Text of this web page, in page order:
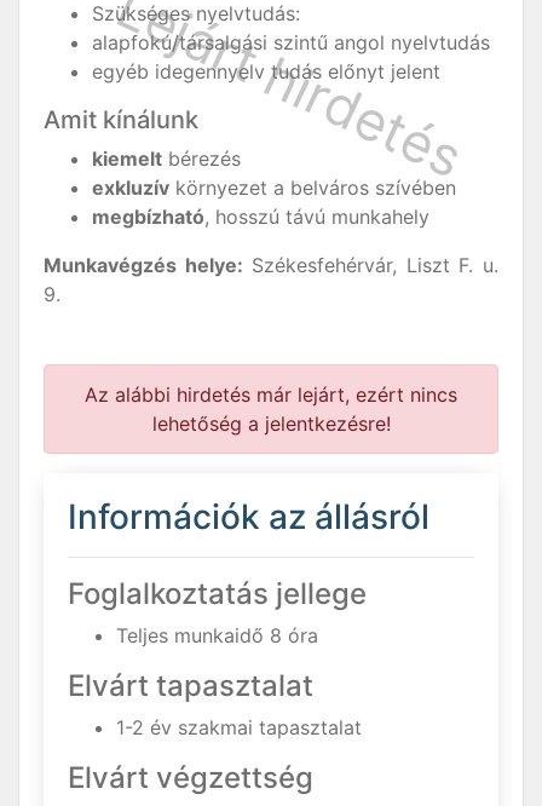
Szükséges nyelvtudás:
alapfokú/társalgási szintű angol nyelvtudás
egyéb idegennyelv tudás előnyt jelent
Amit kínálunk
kiemelt bérezés
exkluzív környezet a belváros szívében
megbízható, hosszú távú munkahely
Munkavégzés helye: Székesfehérvár, Liszt F. u.
9.
Az alábbi hirdetés már lejárt, ezért nincs
lehetőség a jelentkezésre!
Információk az állásról
Foglalkoztatás jellege
Teljes munkaidő 8 óra
Elvárt tapasztalat
1-2 év szakmai tapasztalat
Elvárt végzettség